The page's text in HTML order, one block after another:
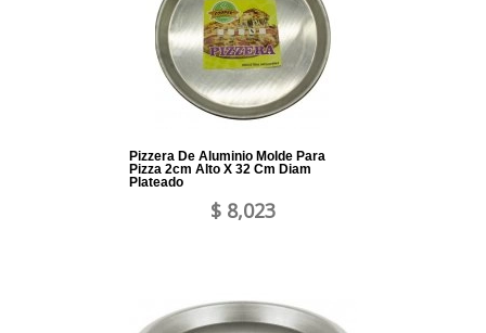
Pizzera De Aluminio Molde Para
Pizza 2cm Alto X 32 Cm Diam
Plateado
$ 8,023